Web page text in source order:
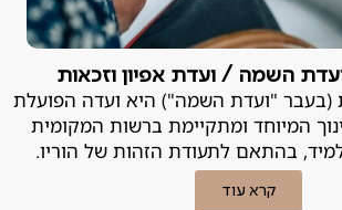
השמה / ועדת אפיון וזכאות
(בעבר "ועדת השמה") היא ועדה הפועלת
המיוחד ומתקיימת ברשות המקומית
בהתאם לתעודת הזהות של הוריו.
קרא עוד